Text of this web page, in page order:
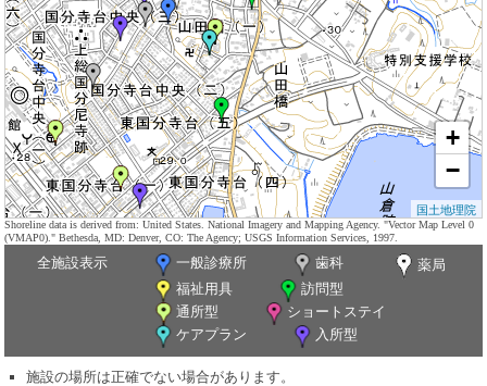
+
−
国土地理院
Shoreline data is derived from: United States. National Imagery and Mapping Agency. "Vector Map Level 0
(VMAP0)." Bethesda, MD: Denver, CO: The Agency; USGS Information Services, 1997.
全施設表示 一般診療所 歯科
薬局
福祉用具
訪問型
通所型
ショートステイ
ケアプラン
入所型
施設の場所は正確でない場合があります。